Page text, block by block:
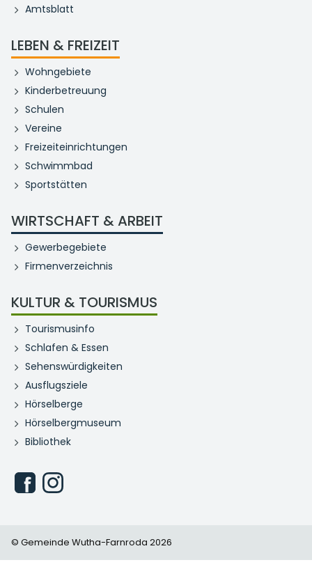
Amtsblatt
LEBEN & FREIZEIT
Wohngebiete
Kinderbetreuung
Schulen
Vereine
Freizeiteinrichtungen
Schwimmbad
Sportstätten
WIRTSCHAFT & ARBEIT
Gewerbegebiete
Firmenverzeichnis
KULTUR & TOURISMUS
Tourismusinfo
Schlafen & Essen
Sehenswürdigkeiten
Ausflugsziele
Hörselberge
Hörselbergmuseum
Bibliothek
© Gemeinde Wutha-Farnroda 2026